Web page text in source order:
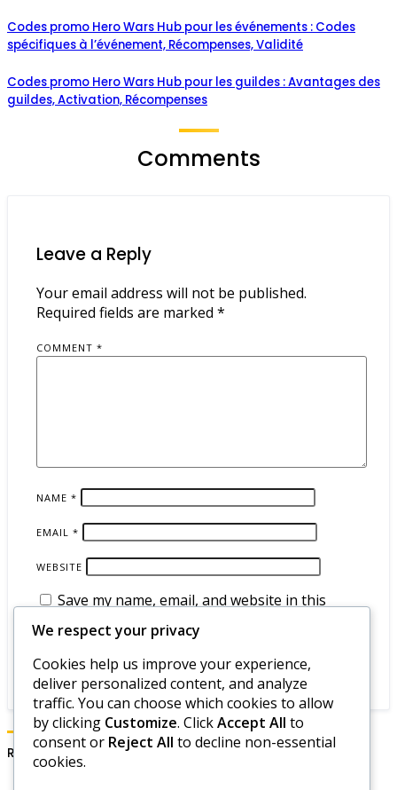
Codes promo Hero Wars Hub pour les événements : Codes
spécifiques à l’événement, Récompenses, Validité
Codes promo Hero Wars Hub pour les guildes : Avantages des
guildes, Activation, Récompenses
Comments
Leave a Reply
Your email address will not be published.
Required fields are marked *
COMMENT *
NAME *
EMAIL *
WEBSITE
Save my name, email, and website in this
Recherche
We respect your privacy
Cookies help us improve your experience,
deliver personalized content, and analyze
traffic. You can choose which cookies to allow
by clicking Customize. ClickAccept All to
consent or Reject All to decline non-essential
cookies.